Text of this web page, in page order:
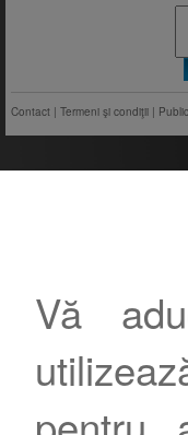
Vă
Contact | Termeni şi condiţii |